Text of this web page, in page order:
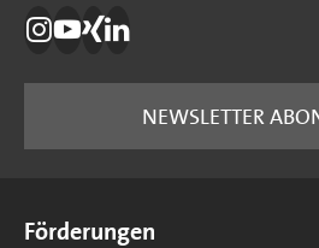
Die IBB auf Instagram
Die IBB auf YouTube
Die IBB auf Xing
Die IBB auf LinkedIn
NEWSLETTER
Förderungen